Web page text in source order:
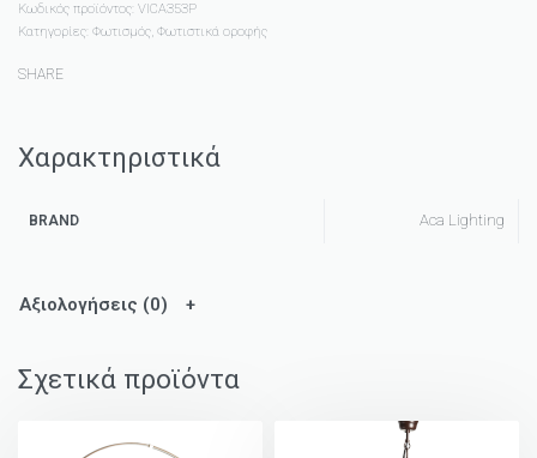
Κωδικός προϊόντος: VICA353P
Κατηγορίες: Φωτισμός, Φωτιστικά οροφής
SHARE
Χαρακτηριστικά
BRAND Aca Lighting
Αξιολογήσεις (0)
Σχετικά προϊόντα